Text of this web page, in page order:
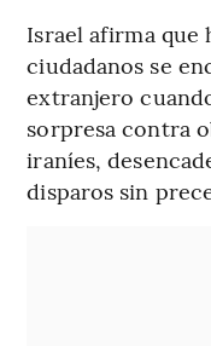
Israel afirma que
ciudadanos se
extranjero
sorpresa contra
iraníes,
disparos sin